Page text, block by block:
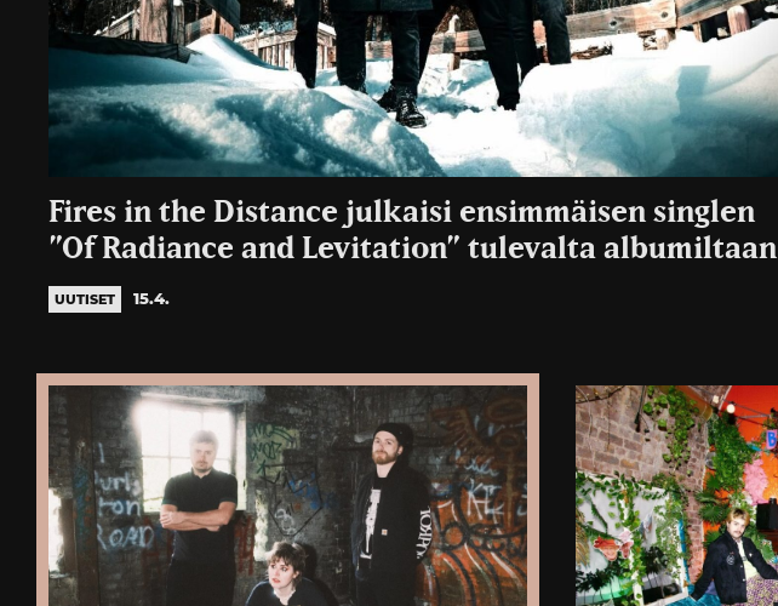
Fires in the Distance julkaisi ensimmäisen singlen
”Of Radiance and Levitation” tulevalta albumiltaan
UUTISET 15.4.